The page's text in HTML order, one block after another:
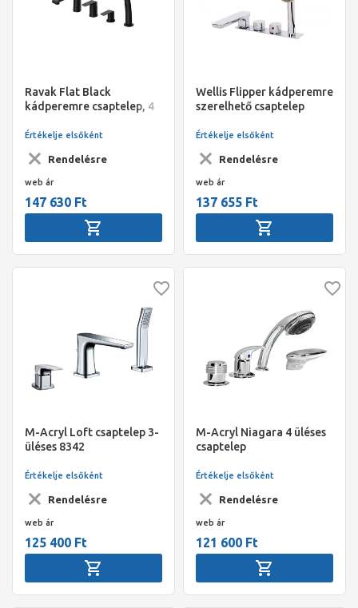
Ravak Flat Black
kádperemre csaptelep, 4
zuhanyfejjel, fekete FL
Rendelésre
Értékelje elsőként
web ár
147 630 Ft
Wellis Flipper kádperemre
szerelhető csaptelep
Rendelésre
Értékelje elsőként
web ár
137 655 Ft
M-Acryl Loft csaptelep 3-
üléses 8342
Rendelésre
Értékelje elsőként
web ár
125 400 Ft
M-Acryl Niagara 4 üléses
csaptelep
Rendelésre
Értékelje elsőként
web ár
121 600 Ft